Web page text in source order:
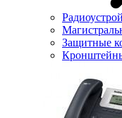
Защитные